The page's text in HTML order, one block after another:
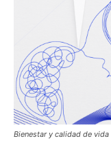
Bienestar y calidad de vida